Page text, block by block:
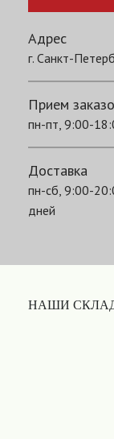
Адрес
г. Санкт-
Прием
пн-пт, 9:00-
Доставка
пн-сб, 9:00-
дней
НАШИ